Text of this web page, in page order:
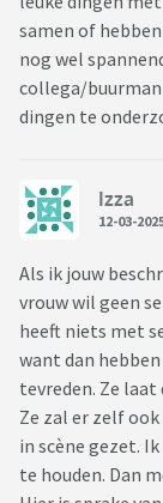
samen of
nog wel
collega/buurman
dingen te
Izza
12-03-
Als ik jouw
vrouw wil geen
heeft niets met
want dan
tevreden. Ze
Ze zal er zelf
in scène gezet.
te houden. Dan